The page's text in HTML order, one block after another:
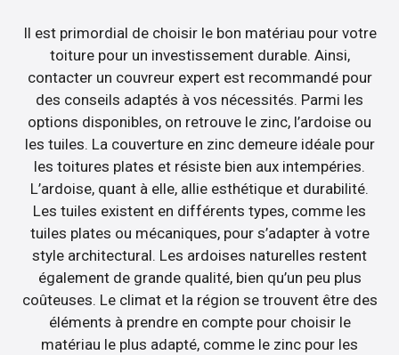
Il est primordial de choisir le bon matériau pour votre
toiture pour un investissement durable. Ainsi,
contacter un couvreur expert est recommandé pour
des conseils adaptés à vos nécessités. Parmi les
options disponibles, on retrouve le zinc, l’ardoise ou
les tuiles. La couverture en zinc demeure idéale pour
les toitures plates et résiste bien aux intempéries.
L’ardoise, quant à elle, allie esthétique et durabilité.
Les tuiles existent en différents types, comme les
tuiles plates ou mécaniques, pour s’adapter à votre
style architectural. Les ardoises naturelles restent
également de grande qualité, bien qu’un peu plus
coûteuses. Le climat et la région se trouvent être des
éléments à prendre en compte pour choisir le
matériau le plus adapté, comme le zinc pour les